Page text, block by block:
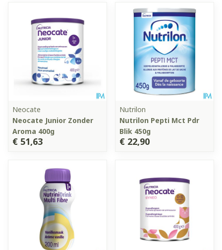
Neocate
Neocate Junior Zonder
Aroma 400g
€ 51,63
Nutrilon
Nutrilon Pepti Mct Pdr
Blik 450g
€ 22,90